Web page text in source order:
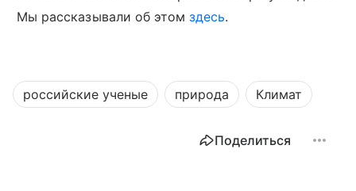
Мы рассказывали об этомздесь.
российские ученые природа Климат
Поделиться